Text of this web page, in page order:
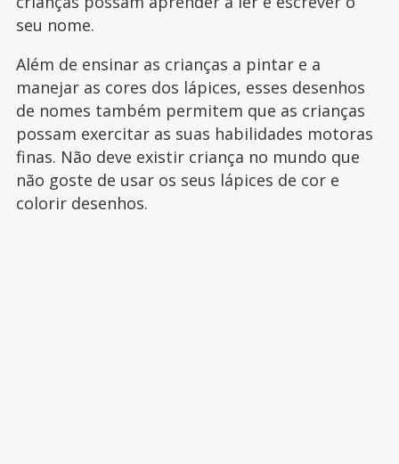
seu nome.
Além de ensinar as crianças a pintar e a
manejar as cores dos lápices, esses desenhos
de nomes também permitem que as crianças
possam exercitar as suas habilidades motoras
finas. Não deve existir criança no mundo que
não goste de usar os seus lápices de cor e
colorir desenhos.